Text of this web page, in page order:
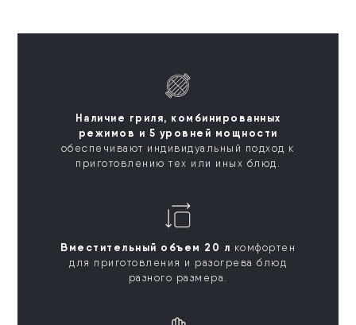
Наличие гриля, комбинированных
режимов и 5 уровней мощности
обеспечивают индивидуальный подход к
приготовлению тех или иных блюд.
Вместительный объем 20 л комфортен
для приготовления и разогрева блюд
разного размера.